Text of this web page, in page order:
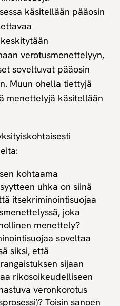
käsitellään pääosin
verotusmenettelyyn,
soveltuvat pääosin
Muun ohella tiettyjä
menettelyjä käsitellään
kohtaama
uhka on siinä
itsekriminointisuojaa
joka
menettely?
soveltaa
siksi, että
sijaan
rikosoikeudelliseen
veronkorotus
Toisin sanoen